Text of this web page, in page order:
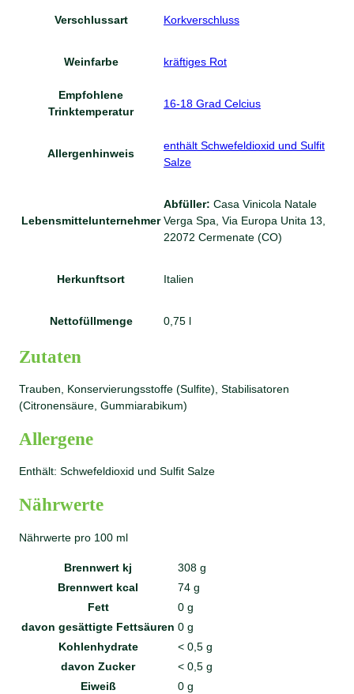
Verschlussart Korkverschluss
Weinfarbe kräftiges Rot
Empfohlene
Trinktemperatur
16-18 Grad Celcius
Allergenhinweis
enthält Schwefeldioxid und Sulfit
Salze
Lebensmittelunternehmer
Abfüller: Casa Vinicola Natale
Verga Spa, Via Europa Unita 13,
22072 Cermenate (CO)
Herkunftsort Italien
Nettofüllmenge 0,75 l
Zutaten
Trauben, Konservierungsstoffe (Sulfite), Stabilisatoren
(Citronensäure, Gummiarabikum)
Allergene
Enthält: Schwefeldioxid und Sulfit Salze
Nährwerte
Nährwerte pro 100 ml
Brennwert kj 308 g
Brennwert kcal
74 g
Fett
0 g
davon gesättigte Fettsäuren 0 g
Kohlenhydrate
< 0,5 g
davon Zucker < 0,5 g
Eiweiß
0 g